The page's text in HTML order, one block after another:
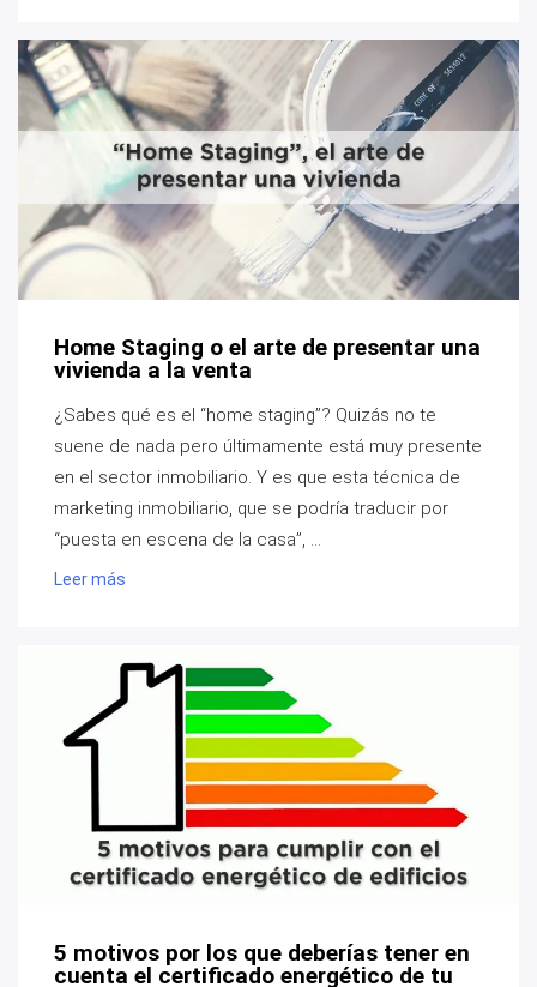
Home Staging o el arte de presentar una
vivienda a la venta
¿Sabes qué es el “home staging”? Quizás no te
suene de nada pero últimamente está muy presente
en el sector inmobiliario. Y es que esta técnica de
marketing inmobiliario, que se podría traducir por
“puesta en escena de la casa”, ...
Leer más
5 motivos por los que deberías tener en
cuenta el certificado energético de tu